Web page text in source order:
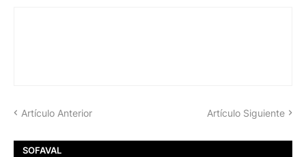
Artículo Anterior Artículo Siguiente
SOFAVAL